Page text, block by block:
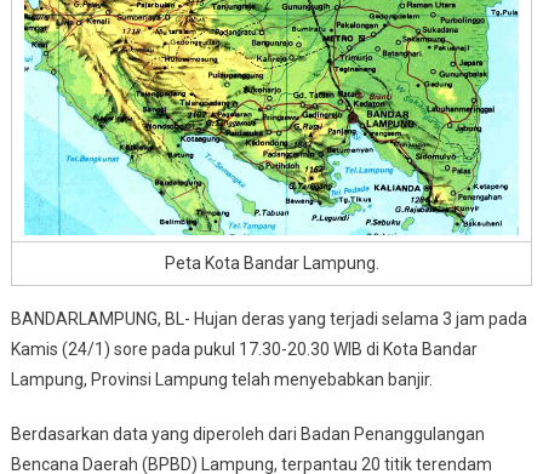
Peta Kota Bandar Lampung.
BANDARLAMPUNG, BL- Hujan deras yang terjadi selama 3 jam pada
Kamis (24/1) sore pada pukul 17.30-20.30 WIB di Kota Bandar
Lampung, Provinsi Lampung telah menyebabkan banjir.
Berdasarkan data yang diperoleh dari Badan Penanggulangan
Bencana Daerah (BPBD) Lampung, terpantau 20 titik terendam